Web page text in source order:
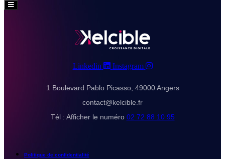
Hamburger
Toggle
Linkedin Instagram
1 Boulevard Pablo Picasso, 49000 Angers
contact@kelcible.fr
Tél : Afficher le numéro 02 72 88 10 95
Politique de confidentialité